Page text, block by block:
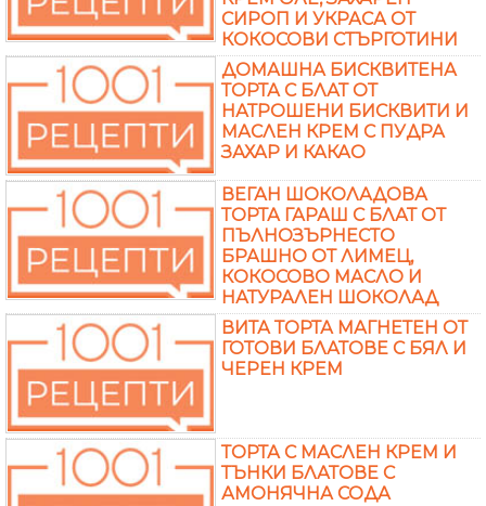
СИРОП И УКРАСА ОТ
КОКОСОВИ СТЪРГОТИНИ
ДОМАШНА БИСКВИТЕНА
ТОРТА С БЛАТ ОТ
НАТРОШЕНИ БИСКВИТИ И
МАСЛЕН КРЕМ С ПУДРА
ЗАХАР И КАКАО
ВЕГАН ШОКОЛАДОВА
ТОРТА ГАРАШ С БЛАТ ОТ
ПЪЛНОЗЪРНЕСТО
БРАШНО ОТ ЛИМЕЦ,
КОКОСОВО МАСЛО И
НАТУРАЛЕН ШОКОЛАД
ВИТА ТОРТА МАГНЕТЕН ОТ
ГОТОВИ БЛАТОВЕ С БЯЛ И
ЧЕРЕН КРЕМ
ТОРТА С МАСЛЕН КРЕМ И
ТЪНКИ БЛАТОВЕ С
АМОНЯЧНА СОДА